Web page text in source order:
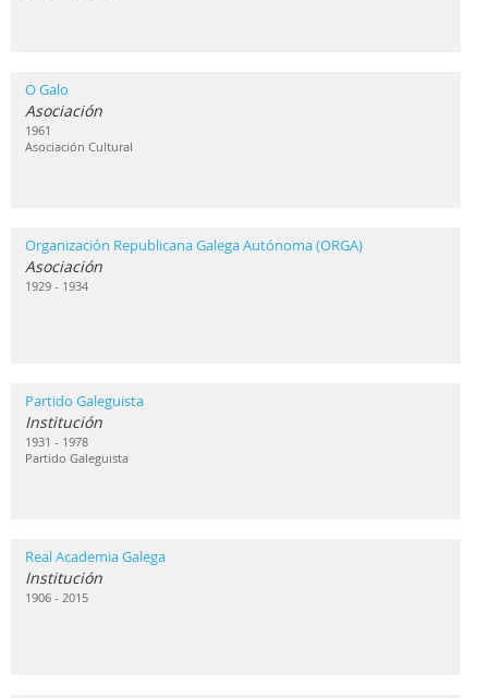
O Galo
Asociación
1961
Asociación Cultural
Organización Republicana Galega Autónoma (ORGA)
Asociación
1929 - 1934
Partido Galeguista
Institución
1931 - 1978
Partido Galeguista
Real Academia Galega
Institución
1906 - 2015